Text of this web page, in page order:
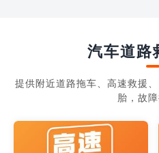
汽车道路
提供附近道路拖车、高速救援
胎，故